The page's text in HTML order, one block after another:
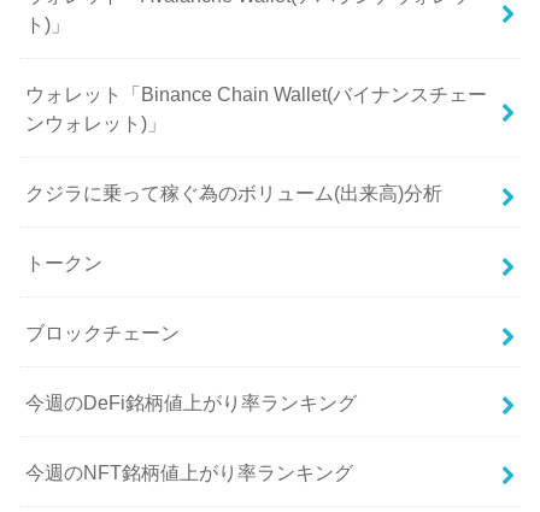
ト)」
ウォレット「Binance Chain Wallet(バイナンスチェー
ンウォレット)」
クジラに乗って稼ぐ為のボリューム(出来高)分析
トークン
ブロックチェーン
今週のDeFi銘柄値上がり率ランキング
今週のNFT銘柄値上がり率ランキング